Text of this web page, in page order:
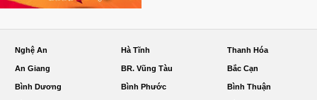
Nghệ An Hà Tĩnh Thanh Hóa
An Giang BR. Vũng Tàu Bắc Cạn
Bình Dương Bình Phước Bình Thuận